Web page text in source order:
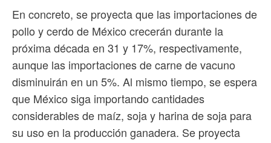
En concreto, se proyecta que las importaciones de
pollo y cerdo de México crecerán durante la
próxima década en 31 y 17%, respectivamente,
aunque las importaciones de carne de vacuno
disminuirán en un 5%. Al mismo tiempo, se espera
que México siga importando cantidades
considerables de maíz, soja y harina de soja para
su uso en la producción ganadera. Se proyecta